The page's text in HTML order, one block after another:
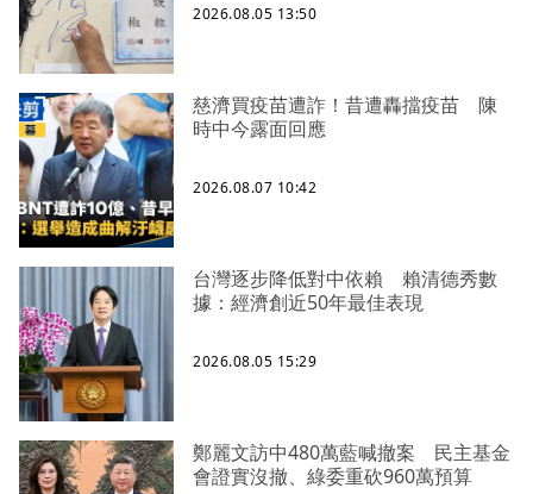
2026.08.05 13:50
慈濟買疫苗遭詐！昔遭轟擋疫苗 陳
時中今露面回應
2026.08.07 10:42
台灣逐步降低對中依賴 賴清德秀數
據：經濟創近50年最佳表現
2026.08.05 15:29
鄭麗文訪中480萬藍喊撤案 民主基金
會證實沒撤、綠委重砍960萬預算